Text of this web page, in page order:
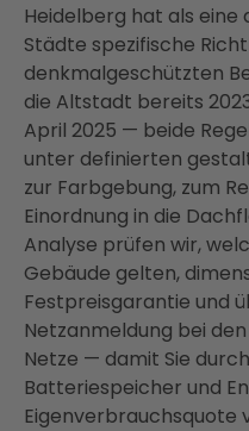
Heidelberg hat als
Städte spezifische
denkmalgeschützten
die Altstadt bereits
April 2025 — beide
unter definierten
zur Farbgebung, zum
Einordnung in die
Analyse prüfen wir,
Gebäude gelten,
Festpreisgarantie und
Netzanmeldung bei
Netze — damit Sie
Batteriespeicher und
Eigenverbrauchsquote